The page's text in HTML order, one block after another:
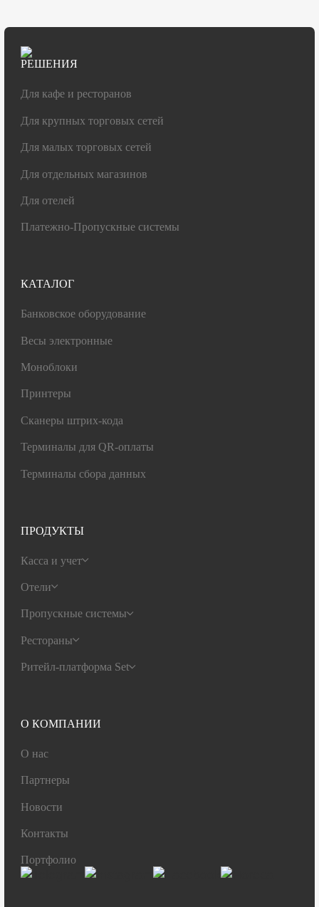
РЕШЕНИЯ
Для кафе и ресторанов
Для крупных торговых сетей
Для малых торговых сетей
Для отдельных магазинов
Для отелей
Платежно-Пропускные системы
КАТАЛОГ
Банковское оборудование
Весы электронные
Моноблоки
Принтеры
Сканеры штрих-кода
Терминалы для QR-оплаты
Терминалы сбора данных
ПРОДУКТЫ
Касса и учет
Отели
Пропускные системы
Рестораны
Ритейл-платформа Set
О КОМПАНИИ
О нас
Партнеры
Новости
Контакты
Портфолио